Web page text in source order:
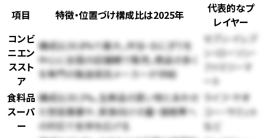
項目 特徴・位置づけ構成比は2025年
代表的なプ
レイヤー
コンビ
ニエン
ススト
ア
構成比30.8%で最大。弁当・おにぎりを
中心に全国の店舗網で販売。商品の多く
を専門の製造受託メーカーが供給
セブン-イレブ
ン・ローソン・
ファミリーマ
ート
食料品
スーパ
ー
構成比30.3%。生鮮品の買い物とあわせ
た惣菜需要や、家族向けの量・価格帯へ
の対応で支持を広げる
ライフ・ヤオ
コー・サミット
など